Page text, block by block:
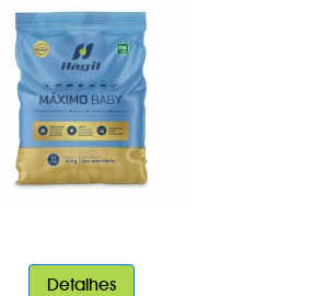
Detalhes